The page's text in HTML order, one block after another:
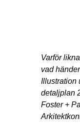
Varför
vad
Illustration
detaljplan
Foster +